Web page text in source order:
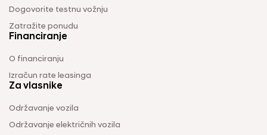
Dogovorite testnu vožnju
Zatražite ponudu
Financiranje
O financiranju
Izračun rate leasinga
Za vlasnike
Održavanje vozila
Održavanje električnih vozila